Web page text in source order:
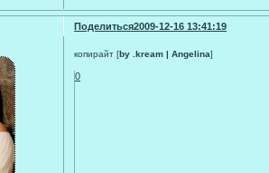
Поделиться2009-12-16 13:41:19
копирайт [by .kream | Angelina]
0